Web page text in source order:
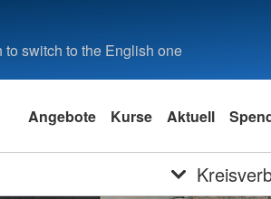
switch to the English one
Angebote Kurse Aktuell